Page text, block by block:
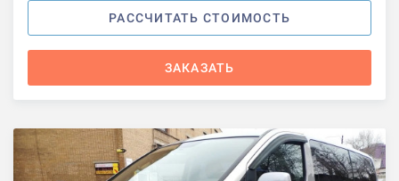
РАССЧИТАТЬ СТОИМОСТЬ
ЗАКАЗАТЬ